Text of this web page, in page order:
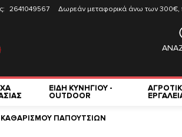
2641049567 Δωρεάν μεταφορικά άνω των 300€,
ΕΙΔΗ ΚΥΝΗΓΙΟΥ -
OUTDOOR
ΚΑΘΑΡΙΣΜΟΥ ΠΑΠΟΥΤΣΙΩΝ